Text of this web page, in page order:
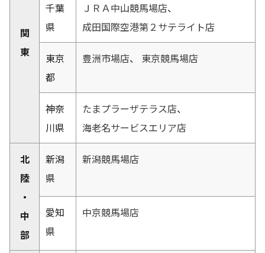
関
東
千葉
県
ＪＲＡ中山競馬場店、
成田国際空港第２サテライト店
東京
都
豊洲市場店、 東京競馬場店
神奈
川県
たまプラーザテラス店、
海老名サービスエリア店
北
陸
・
中
部
新潟
県
新潟競馬場店
愛知
県
中京競馬場店